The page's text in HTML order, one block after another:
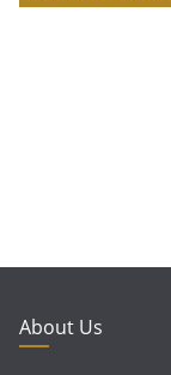
About Us